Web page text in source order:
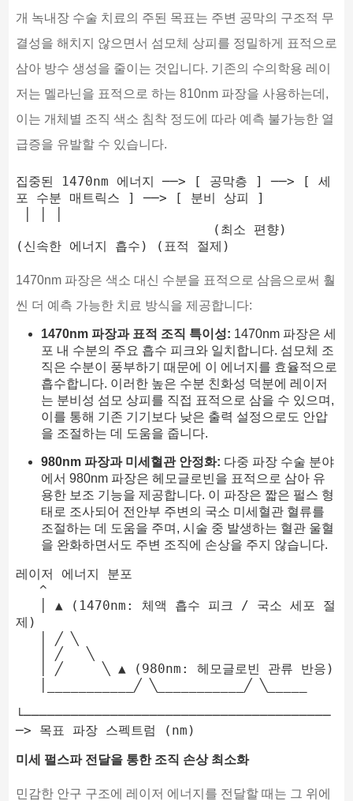
개 녹내장 수술 치료의 주된 목표는 주변 공막의 구조적 무
결성을 해치지 않으면서 섬모체 상피를 정밀하게 표적으로
삼아 방수 생성을 줄이는 것입니다. 기존의 수의학용 레이
저는 멜라닌을 표적으로 하는 810nm 파장을 사용하는데,
이는 개체별 조직 색소 침착 정도에 따라 예측 불가능한 열
급증을 유발할 수 있습니다.
집중된 1470nm 에너지 ──> [ 공막층 ] ──> [ 세
포 수분 매트릭스 ] ──> [ 분비 상피 ]
1470nm 파장은 색소 대신 수분을 표적으로 삼음으로써 훨
씬 더 예측 가능한 치료 방식을 제공합니다:
1470nm 파장과 표적 조직 특이성: 1470nm 파장은 세
포 내 수분의 주요 흡수 피크와 일치합니다. 섬모체 조
직은 수분이 풍부하기 때문에 이 에너지를 효율적으로
흡수합니다. 이러한 높은 수분 친화성 덕분에 레이저
는 분비성 섬모 상피를 직접 표적으로 삼을 수 있으며,
이를 통해 기존 기기보다 낮은 출력 설정으로도 안압
을 조절하는 데 도움을 줍니다.
980nm 파장과 미세혈관 안정화: 다중 파장 수술 분야
에서 980nm 파장은 헤모글로빈을 표적으로 삼아 유
용한 보조 기능을 제공합니다. 이 파장은 짧은 펄스 형
태로 조사되어 전안부 주변의 국소 미세혈관 혈류를
조절하는 데 도움을 주며, 시술 중 발생하는 혈관 울혈
을 완화하면서도 주변 조직에 손상을 주지 않습니다.
레이저 에너지 분포
제)
└───────────────────────────────────────
미세 펄스파 전달을 통한 조직 손상 최소화
민감한 안구 구조에 레이저 에너지를 전달할 때는 그 위에